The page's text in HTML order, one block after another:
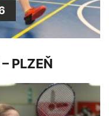
PLZEŇ